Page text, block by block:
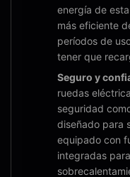
energía de
más eficiente
períodos de
tener que
Seguro y
ruedas
seguridad
diseñado para
equipado con
integradas